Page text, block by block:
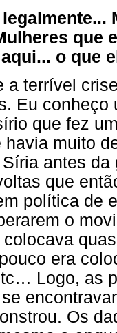
que
o que
a terrível
Eu
que fez
havia muito
antes
que
política de
o
era
Logo, as
Os